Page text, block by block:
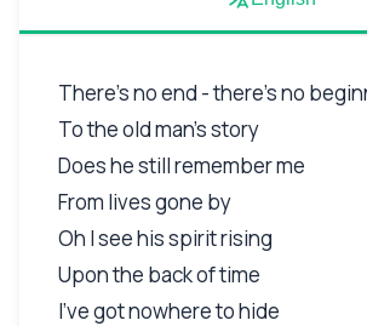
There’s no end - there’s no
To the old man’s story
Does he still remember me
From lives gone by
Oh I see his spirit rising
Upon the back of time
I’ve got nowhere to hide